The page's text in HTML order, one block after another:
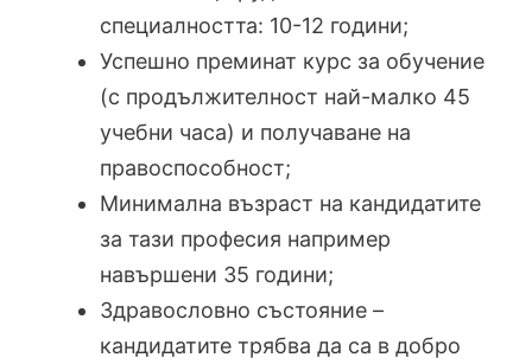
специалността: 10-12 години;
Успешно преминат курс за обучение
(с продължителност най-малко 45
учебни часа) и получаване на
правоспособност;
Минимална възраст на кандидатите
за тази професия например
навършени 35 години;
Здравословно състояние –
кандидатите трябва да са в добро